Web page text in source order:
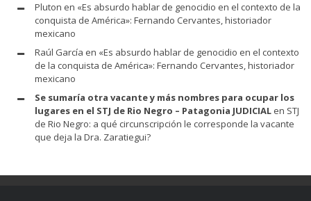
Pluton en «Es absurdo hablar de genocidio en el contexto de la
conquista de América»: Fernando Cervantes, historiador
mexicano
Raúl García en «Es absurdo hablar de genocidio en el contexto
de la conquista de América»: Fernando Cervantes, historiador
mexicano
Se sumaría otra vacante y más nombres para ocupar los
lugares en el STJ de Rio Negro – Patagonia JUDICIAL en STJ
de Rio Negro: a qué circunscripción le corresponde la vacante
que deja la Dra. Zaratiegui?